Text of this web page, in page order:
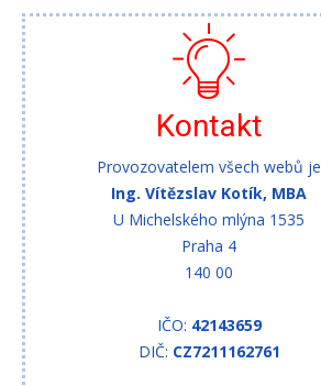
Kontakt
Provozovatelem všech webů je
Ing. Vítězslav Kotík, MBA
U Michelského mlýna 1535
Praha 4
140 00
IČO: 42143659
DIČ: CZ7211162761